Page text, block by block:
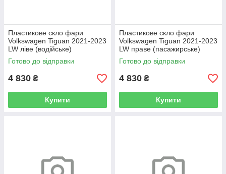
Пластикове скло фари
Volkswagen Tiguan 2021-2023
LW ліве (водійське)
Готово до відправки
4 830 ₴
Купити
Пластикове скло фари
Volkswagen Tiguan 2021-2023
LW праве (пасажирське)
Готово до відправки
4 830 ₴
Купити